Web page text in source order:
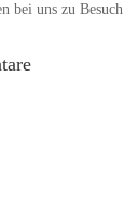
bei uns zu Besuch